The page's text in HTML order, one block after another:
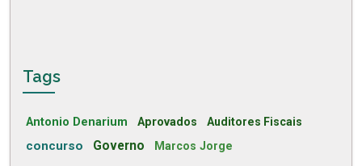
Tags
Antonio Denarium Aprovados Auditores Fiscais
concurso Governo Marcos Jorge